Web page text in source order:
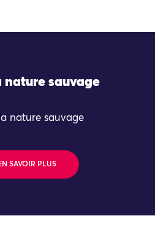
nature sauvage
nature sauvage
SAVOIR PLUS